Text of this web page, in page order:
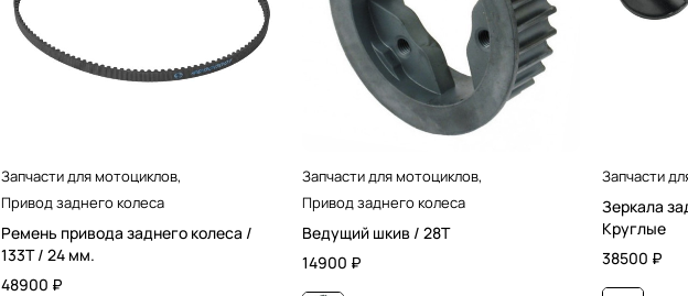
Запчасти для мотоциклов,
Привод заднего колеса
Ремень привода заднего колеса /
133T / 24 мм.
48900 ₽
Запчасти для мотоциклов,
Привод заднего колеса
Ведущий шкив / 28T
14900 ₽
Запчасти
Зеркала
Круглые
38500 ₽